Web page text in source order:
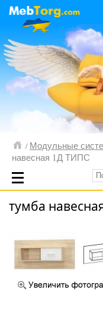
/ Модульные
навесная 1Д ТИПС
тумба